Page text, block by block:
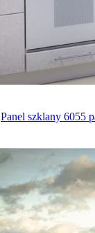
Panel szklany 6055